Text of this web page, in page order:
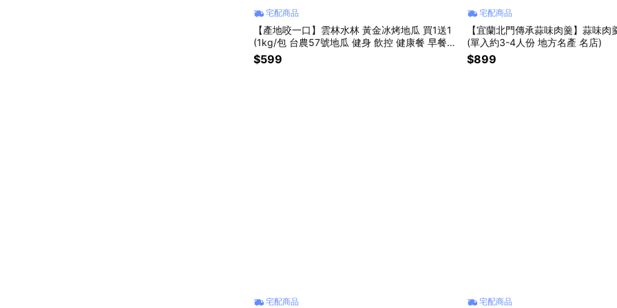
宅配商品
【產地咬一口】雲林水林 黃金冰烤地瓜 買1送1
(1kg/包 台農57號地瓜 健身 飲控 健康餐 早餐
點心 低GI)
$599
宅配商品
【宜蘭北門傳承蒜味肉羹】蒜味
(單入約3-4人份 地方名產 名店)
$899
宅配商品 宅配商品